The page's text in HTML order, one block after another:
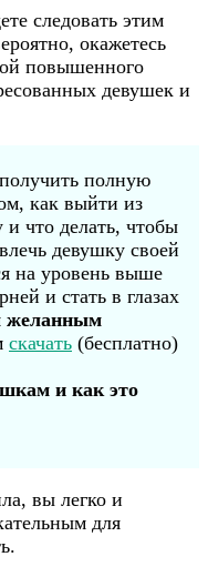
следовать этим
окажетесь
повышенного
девушек и
полную
как выйти из
что делать, чтобы
девушку своей
на уровень выше
и стать в глазах
желанным
скачать (бесплатно)
и как это
вы легко и
для